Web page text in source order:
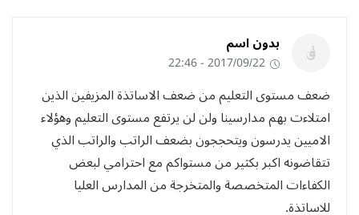
بدون اسم
2017/09/22 - 22:46
ضعف مستوى التعليم من ضعف الاساتذة المزيفين الذين
امتلاءت بهم مدارسينا ولن لن يرتفع مستوى التعليم وهؤلاء
الاميين يدرسون ويتحججون بضعف الراتب والراتب الذي
تتقاضونه اكبر بكثير من مستواكم مع احترامي لبعض
الكفاءات المتخصصة والمتخرجة من المدارس العليا
للاساتذة.